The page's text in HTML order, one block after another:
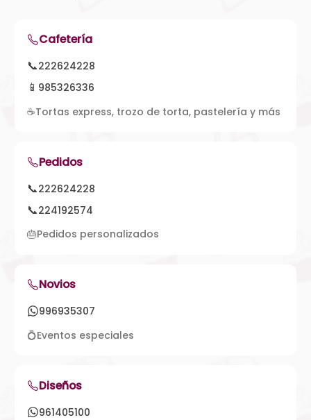
Cafetería
📞222624228
📱 985326336
☕Tortas express, trozo de torta, pastelería y más
Pedidos
📞222624228
📞224192574
🎂Pedidos personalizados
Novios
996935307
💍Eventos especiales
Diseños
961405100